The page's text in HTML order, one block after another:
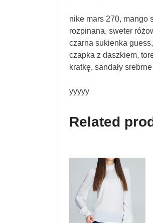
nike mars 270, mango
rozpinana, sweter
czarna sukienka
czapka z daszkiem,
kratkę, sandały
yyyyy
Related